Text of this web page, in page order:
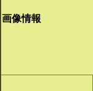
画像情報